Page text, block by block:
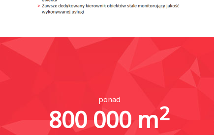
ponad
800 000m2